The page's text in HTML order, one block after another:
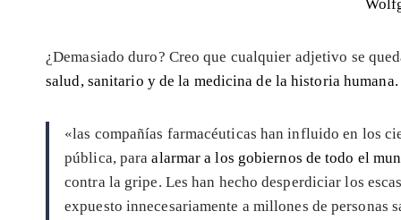
¿Demasiado duro? Creo que cualquier adjetivo se
salud, sanitario y de la medicina de la historia humana
«las compañías farmacéuticas han influido en los
pública, paraalarmar a los gobiernos de todo el
contra la gripe. Les han hecho desperdiciar los
expuesto innecesariamente a millones de personas